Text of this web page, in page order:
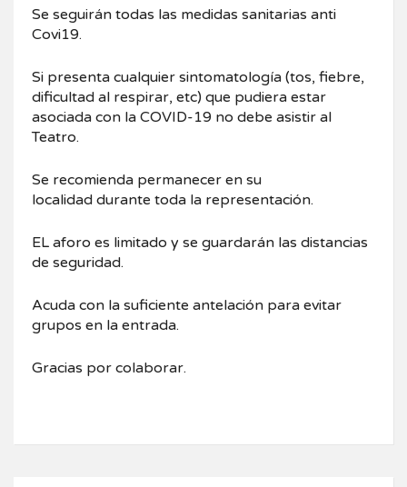
Se seguirán todas las medidas sanitarias anti
Covi19.
Si presenta cualquier sintomatología (tos, fiebre,
dificultad al respirar, etc) que pudiera estar
asociada con la COVID-19 no debe asistir al
Teatro.
Se recomienda permanecer en su
localidad durante toda la representación.
EL aforo es limitado y se guardarán las distancias
de seguridad.
Acuda con la suficiente antelación para evitar
grupos en la entrada.
Gracias por colaborar.